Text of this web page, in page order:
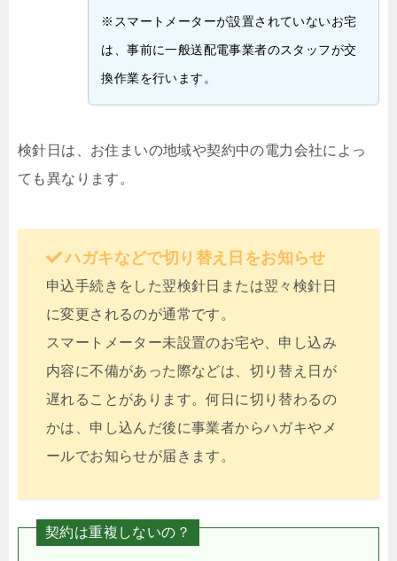
※スマートメーターが設置されていないお宅
は、事前に一般送配電事業者のスタッフが交
換作業を行います。
検針日は、お住まいの地域や契約中の電力会社によっ
ても異なります。
ハガキなどで切り替え日をお知らせ
申込手続きをした翌検針日または翌々検針日
に変更されるのが通常です。
スマートメーター未設置のお宅や、申し込み
内容に不備があった際などは、切り替え日が
遅れることがあります。何日に切り替わるの
かは、申し込んだ後に事業者からハガキやメ
ールでお知らせが届きます。
契約は重複しないの？